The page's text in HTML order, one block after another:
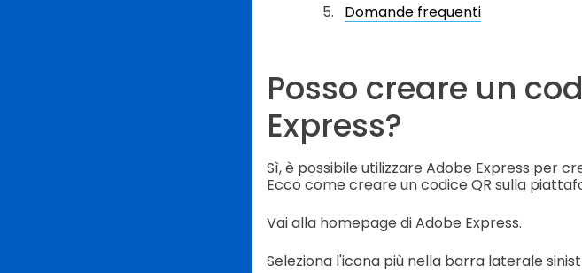
Domande frequenti
Posso creare un
Express?
Sì, è possibile utilizzare Adobe Express per
Ecco come creare un codice QR sulla
Vai alla homepage di Adobe Express.
Seleziona l'icona più nella barra laterale